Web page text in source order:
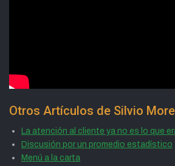
Otros Artículos de Silvio
La atención al cliente ya no es lo que
Discusión por un promedio estadístico
Menú a la carta